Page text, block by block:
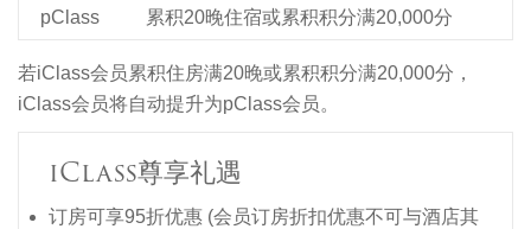
pClass
累积20晚住宿或累积积分满20,000分
若iClass会员累积住房满20晚或累积积分满20,000分，
iClass会员将自动提升为pClass会员。
iClass尊享礼遇
订房可享95折优惠 (会员订房折扣优惠不可与酒店其